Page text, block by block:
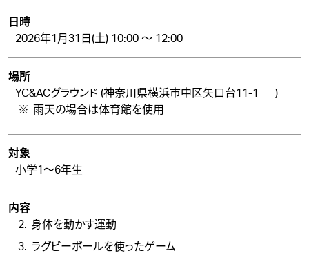
日時
2026年1月31日(土) 10:00 ～ 12:00
場所
YC&ACグラウンド (神奈川県横浜市中区矢口台11-1
)
雨天の場合は体育館を使用
対象
小学1～6年生
内容
身体を動かす運動
ラグビーボールを使ったゲーム